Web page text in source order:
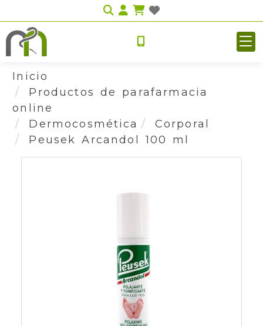
Identifícate
Inicio
Productos de parafarmacia
online
Dermocosmética
Corporal
Peusek Arcandol 100 ml